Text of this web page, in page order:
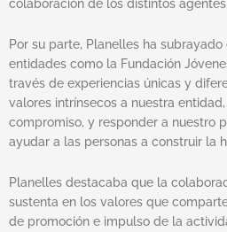
colaboración de los distintos
Por su parte, Planelles ha
entidades como la Fundación
través de experiencias únicas y
valores intrínsecos a nuestra
compromiso, y responder a nuestro
ayudar a las personas a construir la
Planelles destacaba que la
sustenta en los valores que
de promoción e impulso de la